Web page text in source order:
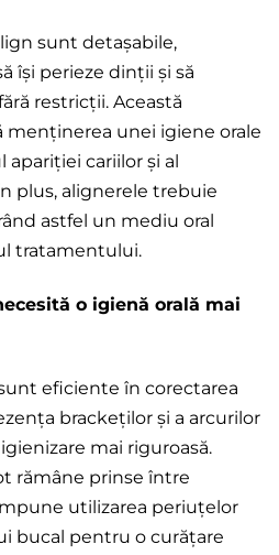
sunt detașabile,
își perieze dinții și să
restricții. Această
menținerea unei igiene orale
cariilor și al
plus, alignerele trebuie
astfel un mediu oral
tratamentului.
o igienă orală mai
eficiente în corectarea
brackeților și a arcurilor
mai riguroasă.
rămâne prinse între
utilizarea periuțelor
bucal pentru o curățare